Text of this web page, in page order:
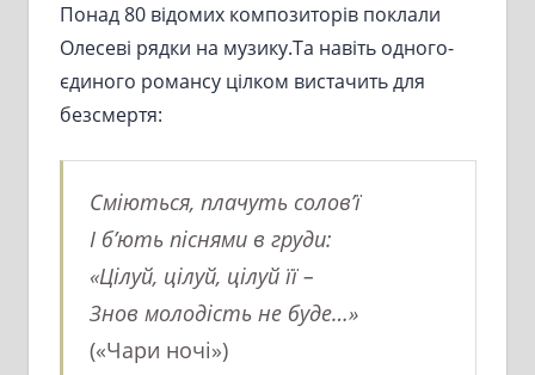
Понад 80 відомих композиторів поклали
Олесеві рядки на музику.Та навіть одного-
єдиного романсу цілком вистачить для
безсмертя:
Сміються, плачуть солов’ї
І б’ють піснями в груди:
«Цілуй, цілуй, цілуй її –
Знов молодість не буде…»
(«Чари ночі»)